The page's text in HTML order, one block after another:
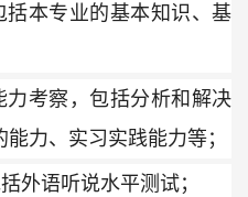
括本专业的基本知识、基
力考察，包括分析和解决
力、实习实践能力等；
外语听说水平测试；